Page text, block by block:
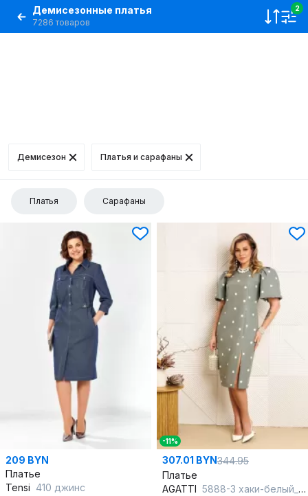
Демисезонные платья
7286 товаров
2
Демисезон Платья и сарафаны
Платья Сарафаны
209 BYN
Платье
Tensi 410 джинс
-11%
307.01 BYN344.95
Платье
AGATTI 5888-3 хаки-белый_горох